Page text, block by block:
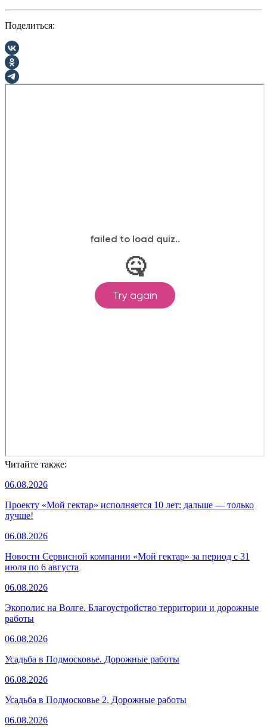
Поделиться:
Читайте также:
06.08.2026
Проекту «Мой гектар» исполняется 10 лет: дальше — только
лучше!
06.08.2026
Новости Сервисной компании «Мой гектар» за период с 31
июля по 6 августа
06.08.2026
Экополис на Волге. Благоустройство территории и дорожные
работы
06.08.2026
Усадьба в Подмосковье. Дорожные работы
06.08.2026
Усадьба в Подмосковье 2. Дорожные работы
06.08.2026